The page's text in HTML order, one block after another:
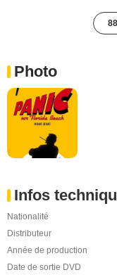
Photo
Infos
Nationalité
Distributeur
Année de production
Date de sortie DVD